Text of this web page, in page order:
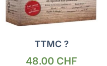
TTMC ?
48.00 CHF